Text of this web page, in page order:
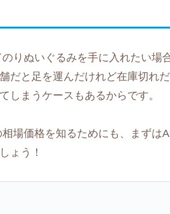
りぬいぐるみを手に入れたい場
だと足を運んだけれど在庫切れ
しまうケースもあるからです。
場価格を知るためにも、まずは
ょう！